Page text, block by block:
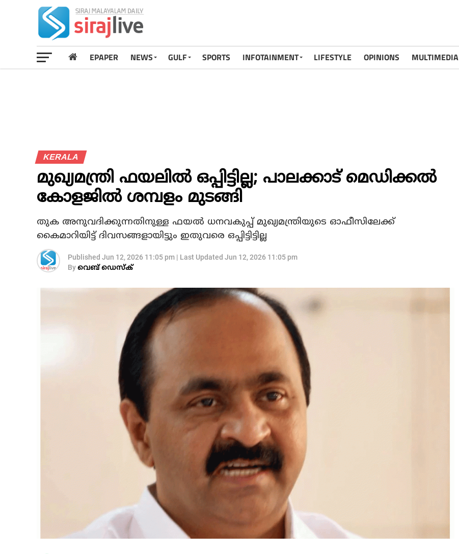
EPAPER NEWS GULF SPORTS INFOTAINMENT LIFESTYLE OPINIONS MULTIMEDIA
KERALA
മുഖ്യമന്ത്രി ഫയലില്‍ ഒപ്പിട്ടില്ല; പാലക്കാട് മെഡിക്കല്‍
കോളജില്‍ ശമ്പളം മുടങ്ങി
തുക അനുവദിക്കുന്നതിനുള്ള ഫയല്‍ ധനവകുപ്പ് മുഖ്യമന്ത്രിയുടെ ഓഫീസിലേക്ക്
കൈമാറിയിട്ട് ദിവസങ്ങളായിട്ടും ഇതുവരെ ഒപ്പിട്ടിട്ടില്ല
Published Jun 12, 2026 11:05 pm | Last Updated Jun 12, 2026 11:05 pm
Byവെബ് ഡെസ്‌ക്